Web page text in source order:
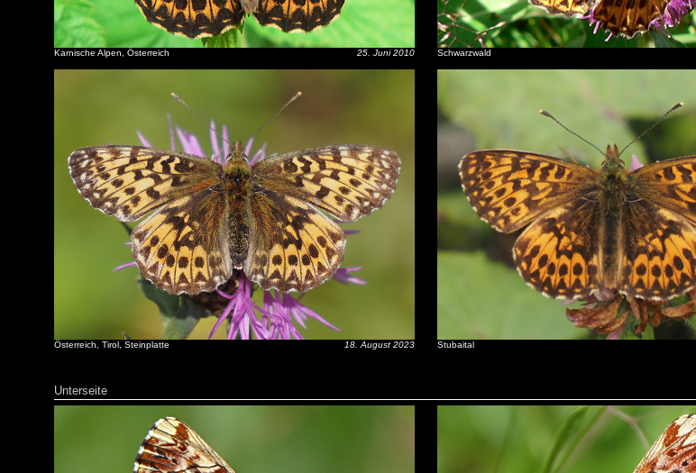
Karnische Alpen, Österreich 25. Juni 2010
Österreich, Tirol, Steinplatte 18. August 2023
Schwarzwald
Stubaital
Unterseite